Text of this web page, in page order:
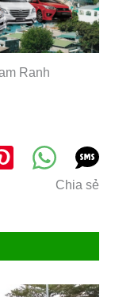
Ranh
Chia sẻ